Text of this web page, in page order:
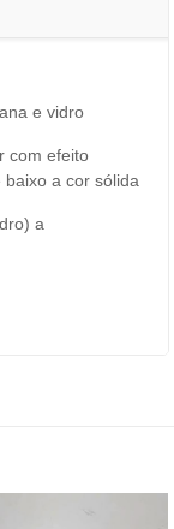
e vidro
com efeito
a cor sólida
a